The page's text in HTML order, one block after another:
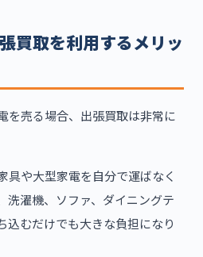
買取を利用するメリッ
を売る場合、出張買取は非常に
具や大型家電を自分で運ばなく
洗濯機、ソファ、ダイニングテ
込むだけでも大きな負担になり